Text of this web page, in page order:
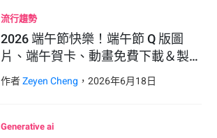
流行趨勢
2026 端午節快樂！端午節 Q 版圖
片、端午賀卡、動畫免費下載＆製…
作者Zeyen Cheng ，2026年6月 18 日
Generative ai